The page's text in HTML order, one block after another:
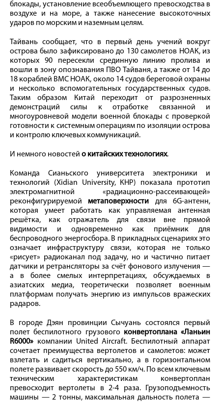
блокады, установление всеобъемлющего превосходства в
воздухе и на море, а также нанесение высокоточных
ударов по морским и наземным целям.
Тайвань сообщает, что в первый день учений вокруг
острова было зафиксировано до 130 самолетов НОАК, из
которых 90 пересекли срединную линию пролива и
вошли в зону опознавания ПВО Тайваня, а также от 14 до
18 кораблей ВМС НОАК, около 14 судов береговой охраны
и несколько вспомогательных государственных судов.
Таким образом Китай переходит от разрозненных
демонстраций силы к отработке связанной и
многоуровневой модели военной блокады с проверкой
готовности к системным операциям по изоляции острова
и контролю ключевых коммуникаций.
И немного новостей о китайских технологиях.
Команда Сианьского университета электроники и
технологий (Xidian University, КНР) показала прототип
электромагнитной «радиационно-рассеивающей»
реконфигурируемойметаповерхности для 6G-антенн,
которая умеет работать как управляемая антенная
решётка, как отражатель для связи вне прямой
видимости и одновременно как приёмник для
беспроводного энергосбора. В прикладных сценариях это
означает инфраструктуру связи, которая не только
«рисует» радиоканал под задачу, но и частично питает
датчики и ретрансляторы за счёт фонового излучения —
а в более смелых интерпретациях, обсуждаемых в
азиатских медиа, теоретически позволяет военным
платформам получать энергию из импульсов вражеских
радаров.
В городе Дэян провинции Сычуань состоялся первый
полет беспилотного грузового конвертоплана «Ланьин
R6000» компании United Aircraft. Беспилотный аппарат
сочетает преимущества вертолетов и самолетов: может
взлетать и садиться вертикально, а в горизонтальном
полете развивает скорость до 550 км/ч. По всем ключевым
техническим характеристикам конвертоплан
превосходит вертолеты в 2-4 раза. Грузоподъемность
машины — 2 тонны, максимальная дальность полета —